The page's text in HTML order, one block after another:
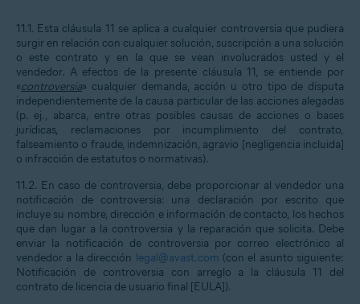
11.1. Esta cláusula 11 se aplica a cualquier controversia que pudiera
surgir en relación con cualquier solución, suscripción a una solución
o este contrato y en la que se vean involucrados usted y el
vendedor. A efectos de la presente cláusula 11, se entiende por
«controversia» cualquier demanda, acción u otro tipo de disputa
independientemente de la causa particular de las acciones alegadas
(p. ej., abarca, entre otras posibles causas de acciones o bases
jurídicas, reclamaciones por incumplimiento del contrato,
falseamiento o fraude, indemnización, agravio [negligencia incluida]
o infracción de estatutos o normativas).
11.2. En caso de controversia, debe proporcionar al vendedor una
notificación de controversia: una declaración por escrito que
incluye su nombre, dirección e información de contacto, los hechos
que dan lugar a la controversia y la reparación que solicita. Debe
enviar la notificación de controversia por correo electrónico al
vendedor a la dirección legal@avast.com (con el asunto siguiente:
Notificación de controversia con arreglo a la cláusula 11 del
contrato de licencia de usuario final [EULA]).